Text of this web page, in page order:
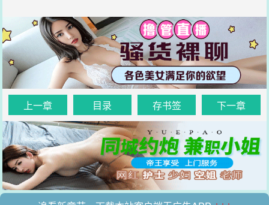
上一章 目录 存书签 下一章